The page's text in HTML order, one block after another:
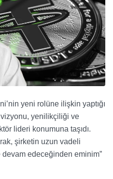
yeni rolüne ilişkin yaptığı
vizyonu, yenilikçiliği ve
lideri konumuna taşıdı.
şirketin uzun vadeli
edeceğinden eminim”